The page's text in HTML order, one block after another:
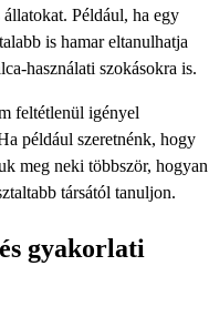
Például, ha egy
is hamar eltanulhatja
használati szokásokra is.
feltétlenül igényel
például szeretnénk, hogy
meg neki többször, hogyan
társától tanuljon.
gyakorlati